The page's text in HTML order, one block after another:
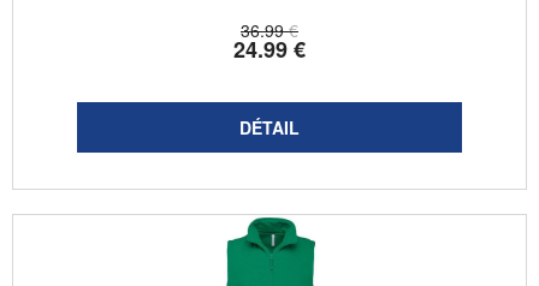
36.99 €
24.99€